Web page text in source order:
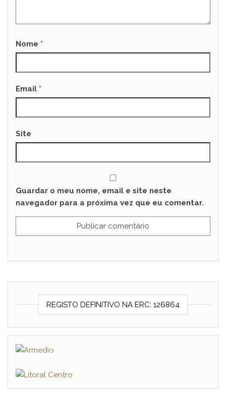
Nome *
Email *
Site
Guardar o meu nome, email e site neste
navegador para a próxima vez que eu comentar.
REGISTO DEFINITIVO NA ERC: 126864